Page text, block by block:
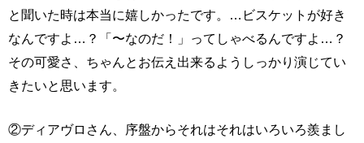
と聞いた時は本当に嬉しかったです。…ビスケットが好き
なんですよ…？「〜なのだ！」ってしゃべるんですよ…？
その可愛さ、ちゃんとお伝え出来るようしっかり演じてい
きたいと思います。
②ディアヴロさん、序盤からそれはそれはいろいろ羨まし